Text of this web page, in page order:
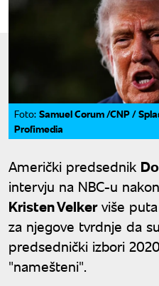
Foto: Samuel Corum /CNP /
Profimedia
Američki predsednik
intervju na NBC-u
Kristen Velkerviše puta
za njegove tvrdnje da
predsednički izbori
"namešteni".